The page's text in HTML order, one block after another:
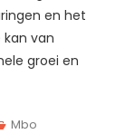
en het
van
groei en
Mbo